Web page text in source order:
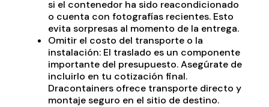
si el contenedor ha sido reacondicionado
o cuenta con fotografías recientes. Esto
evita sorpresas al momento de la entrega.
Omitir el costo del transporte o la
instalación: El traslado es un componente
importante del presupuesto. Asegúrate de
incluirlo en tu cotización final.
Dracontainers ofrece transporte directo y
montaje seguro en el sitio de destino.